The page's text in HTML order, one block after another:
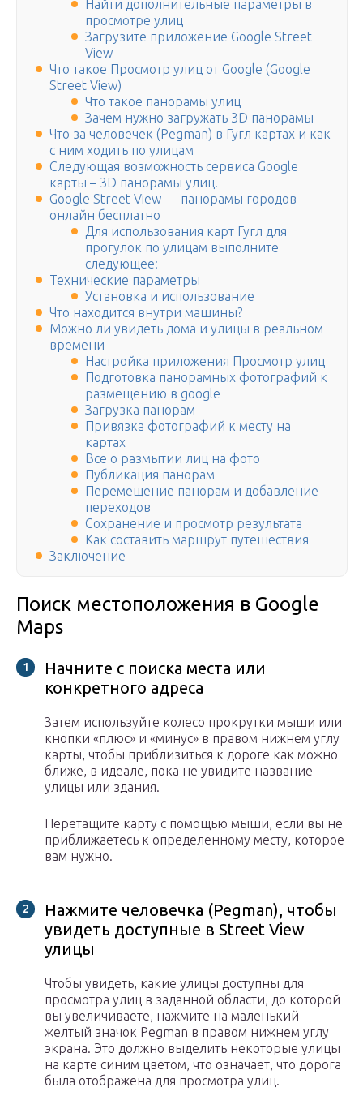
Найти дополнительные параметры в
просмотре улиц
Загрузите приложение Google Street
View
Что такое Просмотр улиц от Google (Google
Street View)
Что такое панорамы улиц
Зачем нужно загружать 3D панорамы
Что за человечек (Pegman) в Гугл картах и как
с ним ходить по улицам
Следующая возможность сервиса Google
карты – 3D панорамы улиц.
Google Street View — панорамы городов
онлайн бесплатно
Для использования карт Гугл для
прогулок по улицам выполните
следующее:
Технические параметры
Установка и использование
Что находится внутри машины?
Можно ли увидеть дома и улицы в реальном
времени
Настройка приложения Просмотр улиц
Подготовка панорамных фотографий к
размещению в google
Загрузка панорам
Привязка фотографий к месту на
картах
Все о размытии лиц на фото
Публикация панорам
Перемещение панорам и добавление
переходов
Сохранение и просмотр результата
Как составить маршрут путешествия
Заключение
Поиск местоположения в Google
Maps
Начните с поиска места или
конкретного адреса
Затем используйте колесо прокрутки мыши или
кнопки «плюс» и «минус» в правом нижнем углу
карты, чтобы приблизиться к дороге как можно
ближе, в идеале, пока не увидите название
улицы или здания.
Перетащите карту с помощью мыши, если вы не
приближаетесь к определенному месту, которое
вам нужно.
Нажмите человечка (Pegman), чтобы
увидеть доступные в Street View
улицы
Чтобы увидеть, какие улицы доступны для
просмотра улиц в заданной области, до которой
вы увеличиваете, нажмите на маленький
желтый значок Pegman в правом нижнем углу
экрана. Это должно выделить некоторые улицы
на карте синим цветом, что означает, что дорога
была отображена для просмотра улиц.